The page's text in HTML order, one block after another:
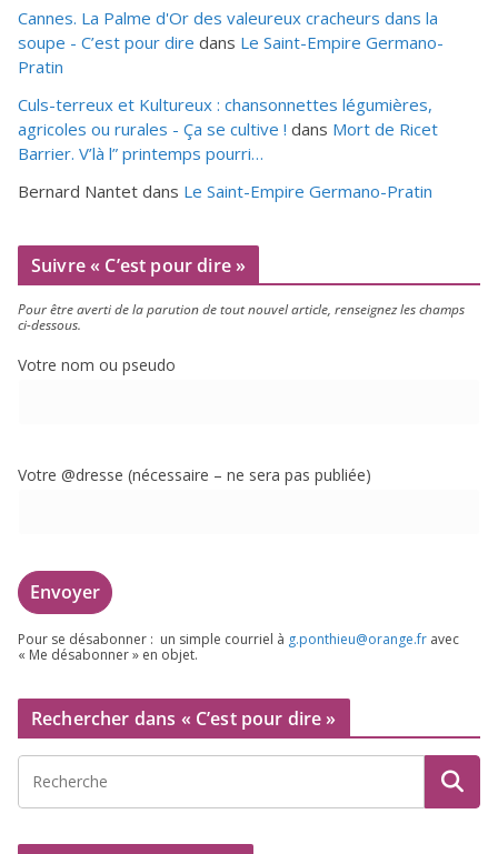
Cannes. La Palme d'Or des valeureux cracheurs dans la
soupe - C’est pour dire dans Le Saint-Empire Germano-
Pratin
Culs-terreux et Kultureux : chansonnettes légumières,
agricoles ou rurales - Ça se cultive ! dans Mort de Ricet
Barrier. V’là l” printemps pourri…
Bernard Nantet dans Le Saint-Empire Germano-Pratin
Suivre « C’est pour dire »
Pour être aver­ti de la paru­tion de tout nou­vel article, ren­sei­gnez les champs
ci-dessous.
Votre nom ou pseudo
Votre @dresse (néces­saire – ne sera pas publiée)
Pour se désa­bon­ner : un simple cour­riel à g.​ponthieu@​orange.​fr avec
« Me désa­bon­ner » en objet.
Rechercher dans « C’est pour dire »